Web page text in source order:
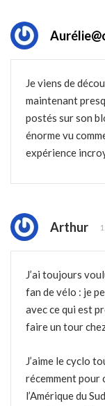
Je viens de
maintenant
postés sur son
énorme vu
expérience
Arthur
J’ai toujours
fan de vélo : je
avec ce qui est
faire un tour
J’aime le cyclo
récemment pour
l’Amérique du